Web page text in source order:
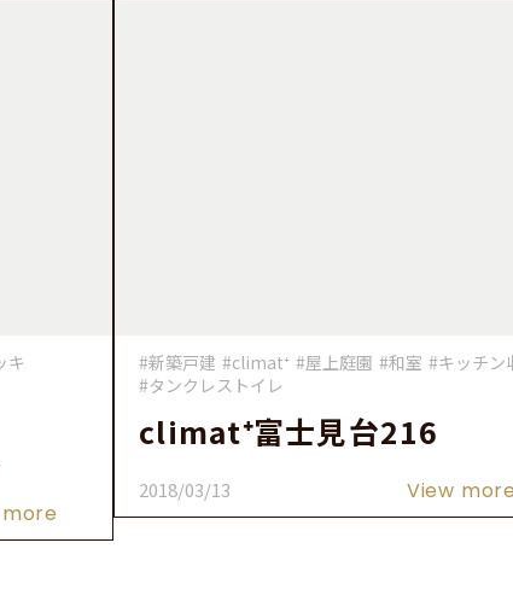
キ
#新築戸建 #climat⁺ #屋上庭園 #和室 #キッチン
#タンクレストイレ
climat⁺富士見台216
2018/03/13 View more